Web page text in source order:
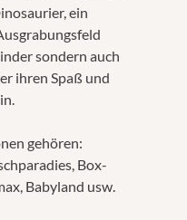
ein
sondern auch
ihren Spaß und
gehören:
Box-
Babyland usw.